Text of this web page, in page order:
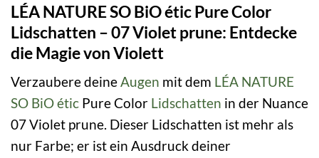
LÉA NATURE SO BiO étic Pure Color
Lidschatten – 07 Violet prune: Entdecke
die Magie von Violett
Verzaubere deineAugen mit dem LÉA NATURE
SO BiO étic Pure Color Lidschatten in der Nuance
07 Violet prune. Dieser Lidschatten ist mehr als
nur Farbe; er ist ein Ausdruck deiner